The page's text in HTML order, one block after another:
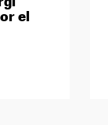
el